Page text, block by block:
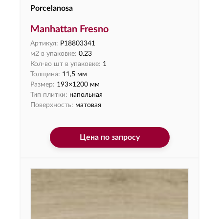
Porcelanosa
Manhattan Fresno
Артикул: P18803341
м2 в упаковке: 0.23
Кол-во шт в упаковке: 1
Толщина: 11,5 мм
Размер: 193×1200 мм
Тип плитки: напольная
Поверхность: матовая
Цена по запросу